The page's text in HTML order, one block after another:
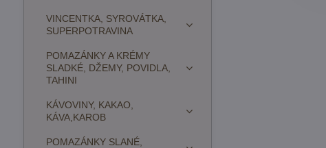
VINCENTKA, SYROVÁTKA,
SUPERPOTRAVINA
POMAZÁNKY A KRÉMY
SLADKÉ, DŽEMY, POVIDLA,
TAHINI
KÁVOVINY, KAKAO,
KÁVA,KAROB
POMAZÁNKY SLANÉ,